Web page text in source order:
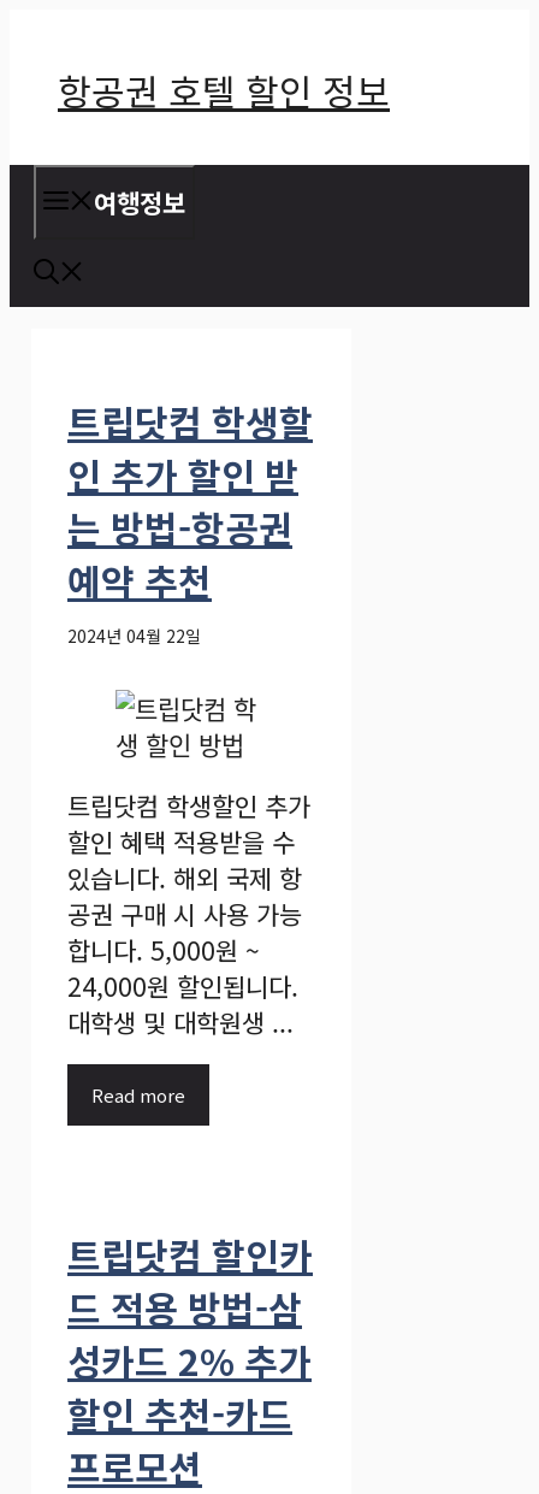
건
항공권 호텔 할인 정보
여행정보
트립닷컴 학생할
인 추가 할인 받
는 방법-항공권
예약 추천
2024년 04월 22일
트립닷컴 학생할인 추가
할인 혜택 적용받을 수
있습니다. 해외 국제 항
공권 구매 시 사용 가능
합니다. 5,000원 ~
24,000원 할인됩니다.
대학생 및 대학원생 ...
Read more
트립닷컴 할인카
드 적용 방법-삼
성카드 2% 추가
할인 추천-카드
프로모션